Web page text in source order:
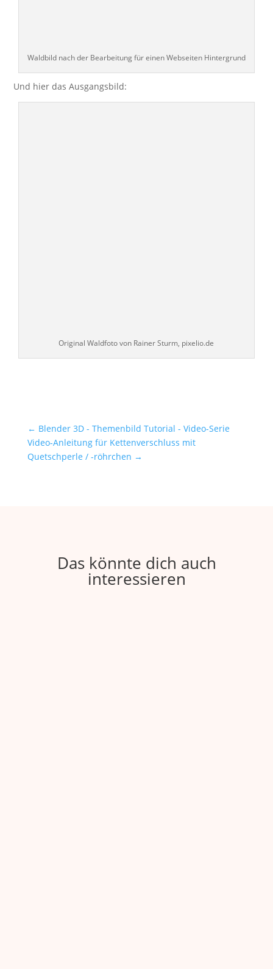
Waldbild nach der Bearbeitung für einen Webseiten Hintergrund
Und hier das Ausgangsbild:
Original Waldfoto von Rainer Sturm, pixelio.de
← Blender 3D - Themenbild Tutorial - Video-Serie
Video-Anleitung für Kettenverschluss mit
Quetschperle / -röhrchen →
Das könnte dich auch
interessieren